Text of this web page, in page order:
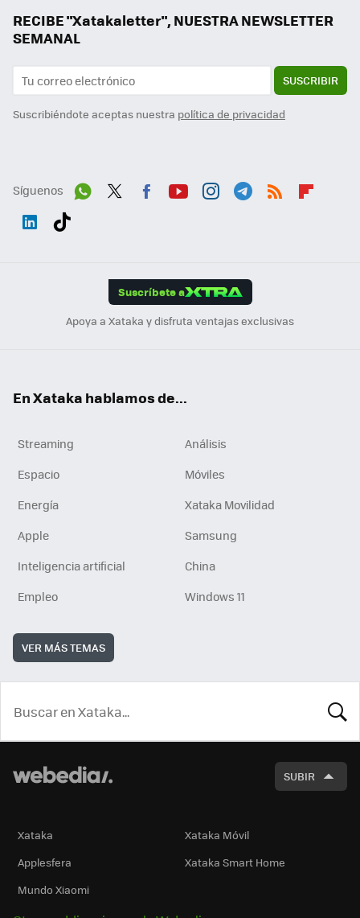
RECIBE "Xatakaletter", NUESTRA NEWSLETTER
SEMANAL
SUSCRIBIR
Suscribiéndote aceptas nuestra política de privacidad
Síguenos
Suscríbete a
Apoya a Xataka y disfruta ventajas exclusivas
En Xataka hablamos de...
Streaming
Análisis
Espacio
Móviles
Energía
Xataka Movilidad
Apple
Samsung
Inteligencia artificial
China
Empleo
Windows 11
VER MÁS TEMAS
SUBIR
Xataka
Xataka Móvil
Applesfera
Xataka Smart Home
Mundo Xiaomi